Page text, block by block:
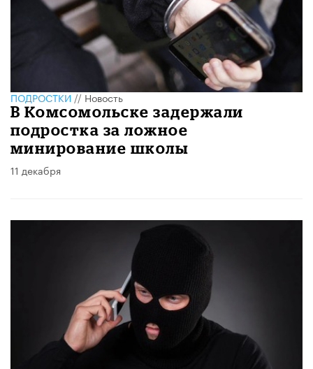
ПОДРОСТКИ//Новость
В Комсомольске задержали
подростка за ложное
минирование школы
11 декабря